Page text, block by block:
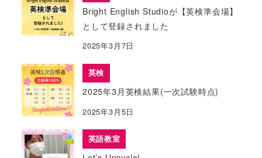
Bright English Studioが【英検準会場】
として登録されました
2025年3月7日
英検
2025年3月英検結果(一次試験時点)
2025年3月5日
英語教室